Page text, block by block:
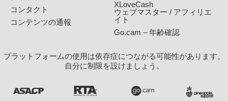
コンタクト
コンテンツの通報
XLoveCash
ウェブマスター / アフィリエ
イト
Go.cam – 年齢確認
プラットフォームの使用は依存症につながる可能性があります。
自分に制限を設けましょう。